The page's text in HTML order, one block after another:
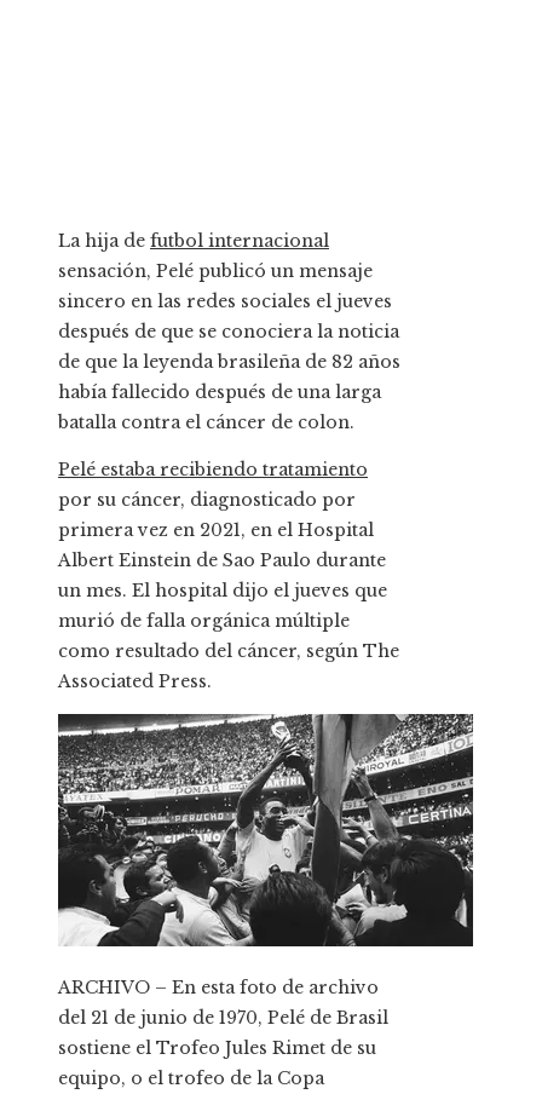
La hija de futbol internacional
sensación, Pelé publicó un mensaje
sincero en las redes sociales el jueves
después de que se conociera la noticia
de que la leyenda brasileña de 82 años
había fallecido después de una larga
batalla contra el cáncer de colon.
Pelé estaba recibiendo tratamiento
por su cáncer, diagnosticado por
primera vez en 2021, en el Hospital
Albert Einstein de Sao Paulo durante
un mes. El hospital dijo el jueves que
murió de falla orgánica múltiple
como resultado del cáncer, según The
Associated Press.
ARCHIVO – En esta foto de archivo
del 21 de junio de 1970, Pelé de Brasil
sostiene el Trofeo Jules Rimet de su
equipo, o el trofeo de la Copa